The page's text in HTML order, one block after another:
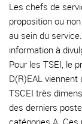
Les chefs de
proposition ou
au sein du
information à
Pour les TSEI, le
D(R)EAL
TSCEI très
des derniers
catégories A. Ces